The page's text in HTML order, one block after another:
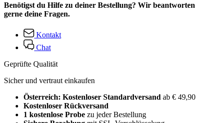
Benötigst du Hilfe zu deiner Bestellung? Wir beantworten
gerne deine Fragen.
Kontakt
Chat
Geprüfte Qualität
Sicher und vertraut einkaufen
Österreich: Kostenloser Standardversand ab € 49,90
Kostenloser Rückversand
1 kostenlose Probe zu jeder Bestellung